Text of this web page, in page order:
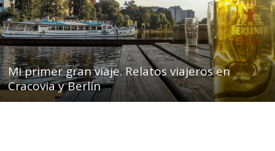
Mi primer gran viaje. Relatos viajeros en
Cracovia y Berlín